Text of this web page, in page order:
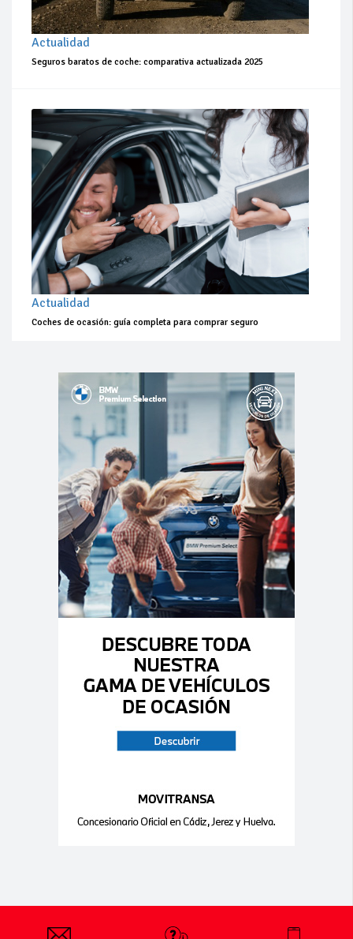
Actualidad
Seguros baratos de coche: comparativa actualizada 2025
Actualidad
Coches de ocasión: guía completa para comprar seguro